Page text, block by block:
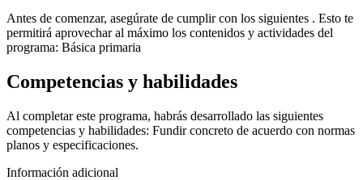
Antes de comenzar, asegúrate de cumplir con los siguientes . Esto te
permitirá aprovechar al máximo los contenidos y actividades del
programa: Básica primaria
Competencias y habilidades
Al completar este programa, habrás desarrollado las siguientes
competencias y habilidades: Fundir concreto de acuerdo con normas
planos y especificaciones.
Información adicional